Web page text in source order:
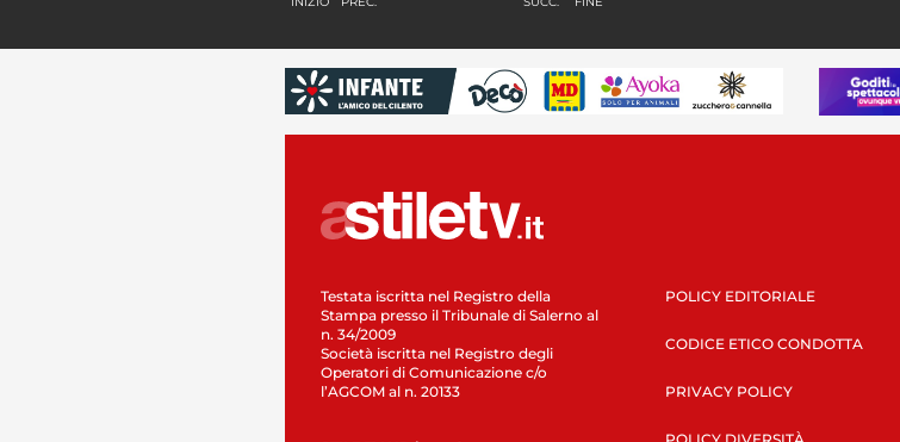
Testata iscritta nel Registro della
Stampa presso il Tribunale di Salerno al
n. 34/2009
Società iscritta nel Registro degli
Operatori di Comunicazione c/o
l’AGCOM al n. 20133
POLICY EDITORIALE
CODICE ETICO CONDOTTA
PRIVACY POLICY
POLICY DIVERSITÀ